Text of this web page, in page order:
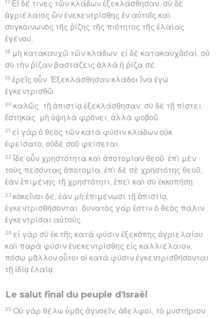
17 Εἰ δέ τινες τῶν κλάδων ἐξεκλάσθησαν, σὺ δὲ
ἀγριέλαιος ὢν ἐνεκεντρίσθης ἐν αὐτοῖς καὶ
συγκοινωνὸς τῆς ῥίζης τῆς πιότητος τῆς ἐλαίας
ἐγένου,
18 μὴ κατακαυχῶ τῶν κλάδων· εἰ δὲ κατακαυχᾶσαι, οὐ
σὺ τὴν ῥίζαν βαστάζεις ἀλλὰ ἡ ῥίζα σέ.
19 ἐρεῖς οὖν· Ἐξεκλάσθησαν κλάδοι ἵνα ἐγὼ
ἐγκεντρισθῶ.
20 καλῶς· τῇ ἀπιστίᾳ ἐξεκλάσθησαν, σὺ δὲ τῇ πίστει
ἕστηκας. μὴ ὑψηλὰ φρόνει, ἀλλὰ φοβοῦ·
21 εἰ γὰρ ὁ θεὸς τῶν κατὰ φύσιν κλάδων οὐκ
ἐφείσατο, οὐδὲ σοῦ φείσεται.
22 ἴδε οὖν χρηστότητα καὶ ἀποτομίαν θεοῦ· ἐπὶ μὲν
τοὺς πεσόντας ἀποτομία, ἐπὶ δὲ σὲ χρηστότης θεοῦ,
ἐὰν ἐπιμένῃς τῇ χρηστότητι, ἐπεὶ καὶ σὺ ἐκκοπήσῃ.
23 κἀκεῖνοι δέ, ἐὰν μὴ ἐπιμένωσι τῇ ἀπιστίᾳ,
ἐγκεντρισθήσονται· δυνατὸς γάρ ἐστιν ὁ θεὸς πάλιν
ἐγκεντρίσαι αὐτούς.
24 εἰ γὰρ σὺ ἐκ τῆς κατὰ φύσιν ἐξεκόπης ἀγριελαίου
καὶ παρὰ φύσιν ἐνεκεντρίσθης εἰς καλλιέλαιον,
πόσῳ μᾶλλον οὗτοι οἱ κατὰ φύσιν ἐγκεντρισθήσονται
τῇ ἰδίᾳ ἐλαίᾳ.
Le salut final du peuple d'Israël
25 Οὐ γὰρ θέλω ὑμᾶς ἀγνοεῖν, ἀδελφοί, τὸ μυστήριον